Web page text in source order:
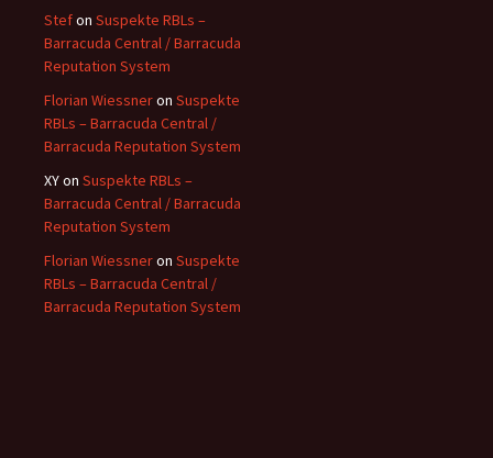
Stefon Suspekte RBLs –
Barracuda Central / Barracuda
Reputation System
Florian Wiessneron Suspekte
RBLs – Barracuda Central /
Barracuda Reputation System
XYon Suspekte RBLs –
Barracuda Central / Barracuda
Reputation System
Florian Wiessneron Suspekte
RBLs – Barracuda Central /
Barracuda Reputation System